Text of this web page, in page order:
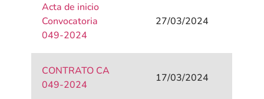
Acta de inicio
Convocatoria
049-2024
27/03/2024
CONTRATO CA
049-2024
17/03/2024